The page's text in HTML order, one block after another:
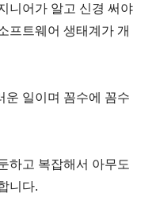
니어가 알고 신경 써야
프트웨어 생태계가 개
운 일이며 꼼수에 꼼수
하고 복잡해서 아무도
니다.